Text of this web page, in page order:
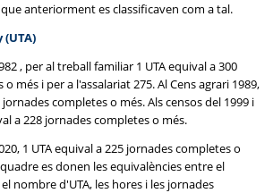
anteriorment es classificaven com a tal.
, per al treball familiar 1 UTA equival a 300
més i per a l'assalariat 275. Al Cens agrari 1989,
jornades completes o més. Als censos del 1999 i
a 228 jornades completes o més.
1 UTA equival a 225 jornades completes o
es donen les equivalències entre el
nombre d'UTA, les hores i les jornades